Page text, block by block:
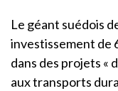
Le géant suédois
investissement de
dans des projets «
aux transports